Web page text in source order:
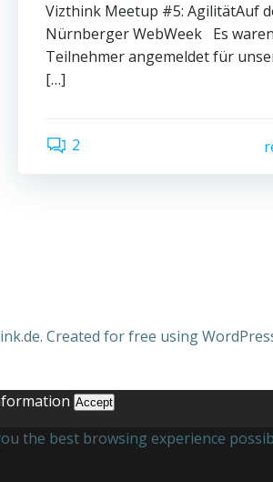
Vizthink Meetup #5: AgilitätAuf
Nürnberger WebWeek Es
Teilnehmer angemeldet für
[…]
2
Created for free using
Accept
the best browsing experience